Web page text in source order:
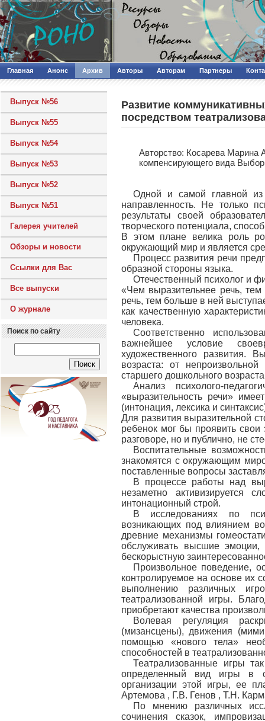
Главная Анонс Архив Авторы Авторам Партнеры
Выпуск №56
Выпуск №55
Выпуск №54
Выпуск №53
Выпуск №52
Выпуск №51
Галерея учителей
Обзоры и новости
Ссылки для Вас
Все выпуски
О журнале
Поиск по сайту
Развитие
посредством
Авторcтво: Косарева
компенсирующего вида
Одной и самой главной из
направленность. Не только
результаты своей
творческого потенциала,
В этом плане велика роль
окружающий мир и является
Процесс развития речи
образной стороны языка.
Отечественный психолог и
«Чем выразительнее речь,
речь, тем больше в ней
как качественную
человека.
Соответственно
важнейшее условие
художественного развития.
возраста: от
старшего дошкольного
Анализ психолого-
«выразительность речи»
(интонация, лексика и
Для развития выразительной
ребенок мог бы проявить
разговоре, но и публично, не
Воспитательные
знакомятся с окружающим
поставленные вопросы
В процессе работы над
незаметно активизируется
интонационный строй.
В исследованиях по
возникающих под влиянием
древние механизмы
обслуживать высшие
бескорыстную
Произвольное поведение,
контролируемое на основе их
выполнению различных
театрализованной игры.
приобретают качества
Волевая регуляция
(мизансцены), движения
помощью «нового тела»
способностей в
Театрализованные игры
определенный вид игры в
организации этой игры, ее
Артемова , Г.В. Генов , Т.Н.
По мнению различных
сочинения сказок,